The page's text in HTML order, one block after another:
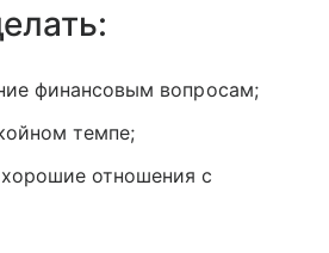
финансовым вопросам;
темпе;
отношения с